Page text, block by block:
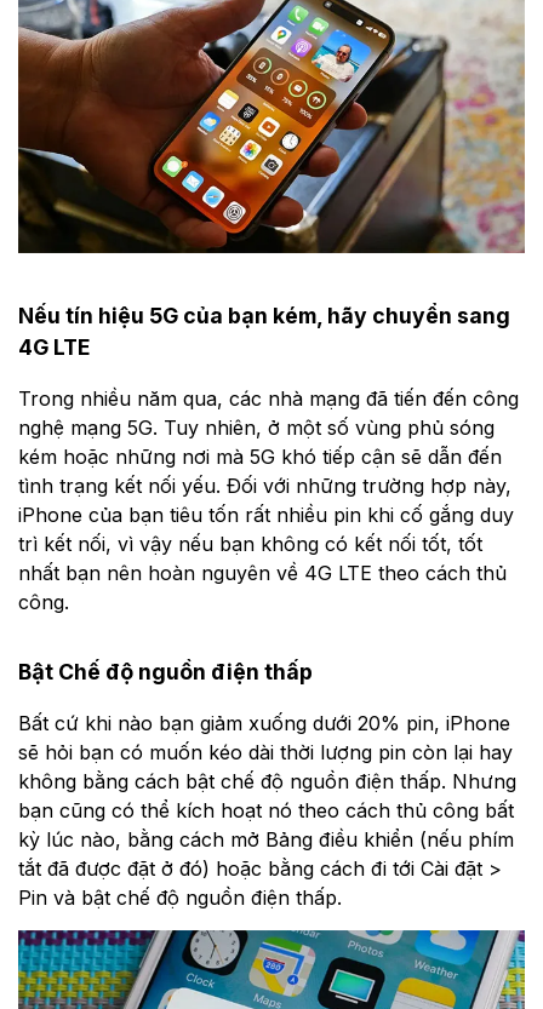
Nếu tín hiệu 5G của bạn kém, hãy chuyển sang
4G LTE
Trong nhiều năm qua, các nhà mạng đã tiến đến công
nghệ mạng 5G. Tuy nhiên, ở một số vùng phủ sóng
kém hoặc những nơi mà 5G khó tiếp cận sẽ dẫn đến
tình trạng kết nối yếu. Đối với những trường hợp này,
iPhone của bạn tiêu tốn rất nhiều pin khi cố gắng duy
trì kết nối, vì vậy nếu bạn không có kết nối tốt, tốt
nhất bạn nên hoàn nguyên về 4G LTE theo cách thủ
công.
Bật Chế độ nguồn điện thấp
Bất cứ khi nào bạn giảm xuống dưới 20% pin, iPhone
sẽ hỏi bạn có muốn kéo dài thời lượng pin còn lại hay
không bằng cách bật chế độ nguồn điện thấp. Nhưng
bạn cũng có thể kích hoạt nó theo cách thủ công bất
kỳ lúc nào, bằng cách mở Bảng điều khiển (nếu phím
tắt đã được đặt ở đó) hoặc bằng cách đi tới Cài đặt >
Pin và bật chế độ nguồn điện thấp.